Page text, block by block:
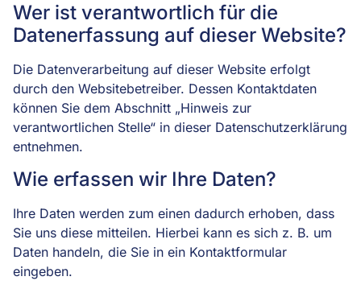
Wer ist verantwortlich für die
Datenerfassung auf dieser Website?
Die Datenverarbeitung auf dieser Website erfolgt
durch den Websitebetreiber. Dessen Kontaktdaten
können Sie dem Abschnitt „Hinweis zur
verantwortlichen Stelle“ in dieser Datenschutzerklärung
entnehmen.
Wie erfassen wir Ihre Daten?
Ihre Daten werden zum einen dadurch erhoben, dass
Sie uns diese mitteilen. Hierbei kann es sich z. B. um
Daten handeln, die Sie in ein Kontaktformular
eingeben.